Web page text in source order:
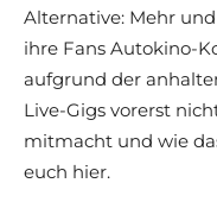
Alternative: Mehr
ihre Fans Autokino-
aufgrund der
Live-Gigs vorerst
mitmacht und wie
euch hier.